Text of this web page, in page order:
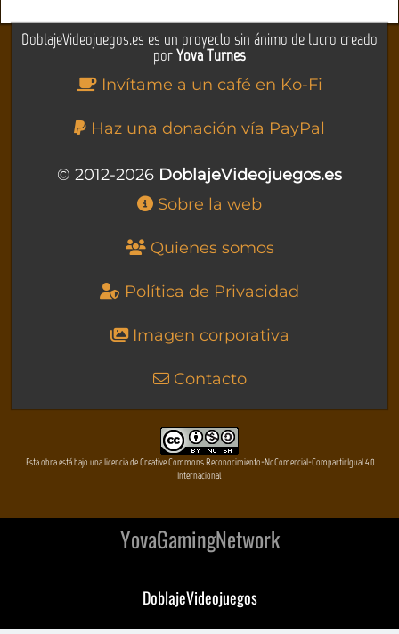
DoblajeVideojuegos.es es un proyecto sin ánimo de lucro creado
porYova Turnes
Invítame a un café en Ko-Fi
Haz una donación vía PayPal
© 2012-2026 DoblajeVideojuegos.es
Sobre la web
Quienes somos
Política de Privacidad
Imagen corporativa
Contacto
Esta obra está bajo una licencia de Creative Commons Reconocimiento-NoComercial-CompartirIgual 4.0
Internacional
YovaGamingNetwork
DoblajeVideojuegos